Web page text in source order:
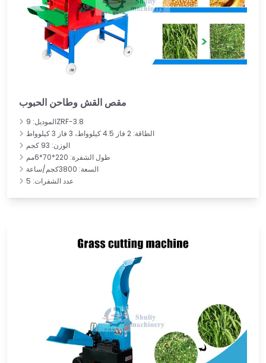
مقص القش وطاحن الحبوب
الموديل: 9ZRF-3.8
الطاقة: 2 فاز 4.5 كيلوواط، 3 فاز 3 كيلوواط
الوزن: 93 كجم
طول الشفرة: 220*70*6مم
السعة: 3800كجم/ساعة
عدد الشفرات: 5